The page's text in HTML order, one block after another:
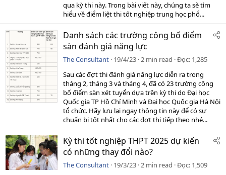
qua kỳ thi này. Trong bài viết này, chúng ta sẽ tìm
hiểu về điểm liệt thi tốt nghiệp trung học phổ...
Danh sách các trường công bố điểm
sàn đánh giá năng lực
The Consultant 19/4/23 2 min read Đọc 1,285
Sau các đợt thi đánh giá năng lực diễn ra trong
tháng 2, tháng 3 và tháng 4, đã có 23 trường công
bố điểm sàn xét tuyển dựa trên kỳ thi do Đại học
Quốc gia TP Hồ Chí Minh và Đại học Quốc gia Hà Nội
tổ chức. Hãy lưu lại ngay thông tin này để có sự
chuẩn bị tốt nhất cho các đợt thi tiếp theo nhé...
Kỳ thi tốt nghiệp THPT 2025 dự kiến
có những thay đổi nào?
The Consultant 19/3/23 2 min read Đọc 1,509